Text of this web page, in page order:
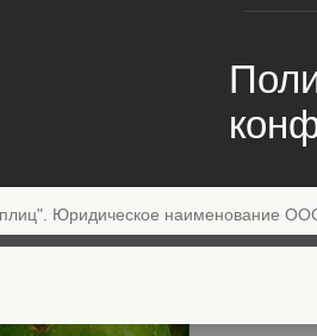
Юридическое наименование